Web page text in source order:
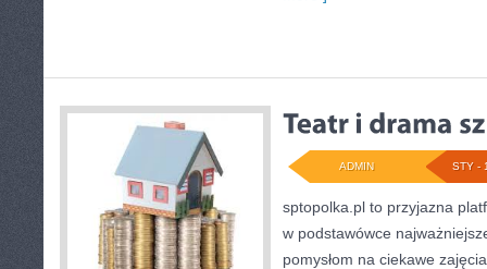
STY -
ADMIN
sptopolka.pl to przyjazna
w podstawówce
pomysłom na ciekawe